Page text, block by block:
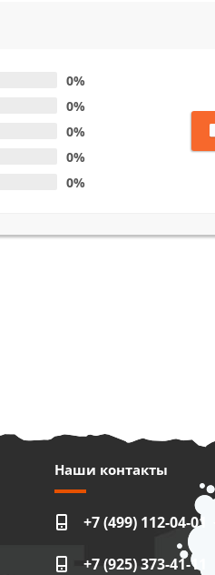
0%
0%
0%
0%
0%
Наши контакты
+7 (499) 112-04-01
+7 (925) 373-41-11